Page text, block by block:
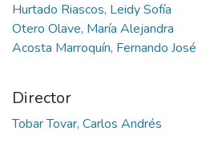
Hurtado Riascos, Leidy Sofía
Otero Olave, María Alejandra
Acosta Marroquín, Fernando José
Director
Tobar Tovar, Carlos Andrés